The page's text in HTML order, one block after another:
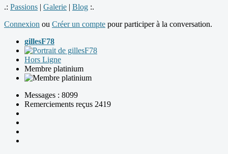
.: Passions | Galerie | Blog :.
Connexion ou Créer un compte pour participer à la conversation.
gillesF78
Hors Ligne
Membre platinium
Messages : 8099
Remerciements reçus 2419